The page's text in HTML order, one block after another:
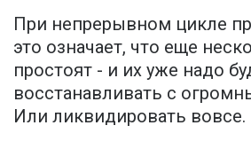
При непрерывном цикле
это означает, что еще
простоят - и их уже надо
восстанавливать с
Или ликвидировать вовсе.